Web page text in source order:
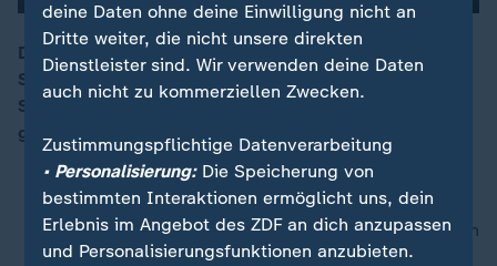
00:11
Die SPD stimmt zum Koalitionsvertrag ab, die
Stimmung ist jedoch verhalten. Vor allem viele junge
SPD-Mitglieder stehen dem Vertrag skeptisch
gegenüber.
nach oben
deine Daten ohne deine Einwilligung nicht an
Dritte weiter, die nicht unsere direkten
Dienstleister sind. Wir verwenden deine Daten
auch nicht zu kommerziellen Zwecken.
Zustimmungspflichtige Datenverarbeitung
• Personalisierung:Die Speicherung von
bestimmten Interaktionen ermöglicht uns, dein
Erlebnis im Angebot des ZDF an dich anzupassen
und Personalisierungsfunktionen anzubieten.